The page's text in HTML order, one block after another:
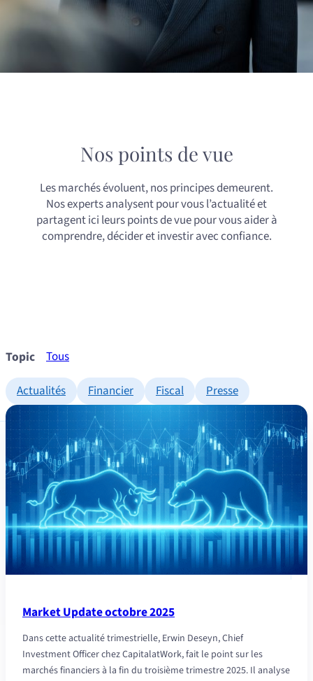
Nos points de vue
Les marchés évoluent, nos principes demeurent.
Nos experts analysent pour vous l’actualité et
partagent ici leurs points de vue pour vous aider à
comprendre, décider et investir avec confiance.
Topic Tous
Actualités Financier Fiscal Presse
Market Update octobre 2025
Dans cette actualité trimestrielle, Erwin Deseyn, Chief
Investment Officer chez CapitalatWork, fait le point sur les
marchés financiers à la fin du troisième trimestre 2025. Il analyse